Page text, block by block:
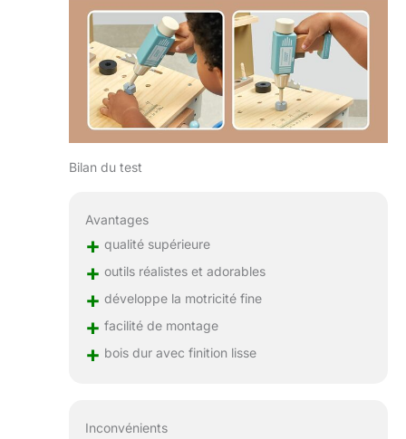
Bilan du test
Avantages
+ qualité supérieure
+ outils réalistes et adorables
+ développe la motricité fine
+ facilité de montage
+ bois dur avec finition lisse
Inconvénients